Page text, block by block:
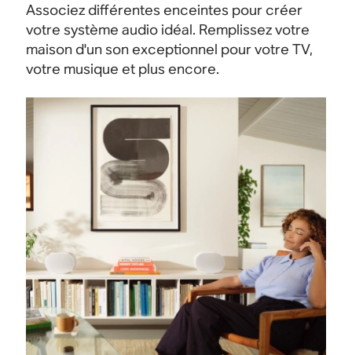
Associez différentes enceintes pour créer
votre système audio idéal. Remplissez votre
maison d'un son exceptionnel pour votre TV,
votre musique et plus encore.